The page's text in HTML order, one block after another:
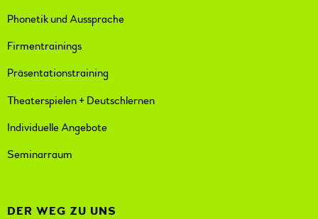
Phonetik und Aussprache
Firmentrainings
Präsentationstraining
Theaterspielen + Deutschlernen
Individuelle Angebote
Seminarraum
DER WEG ZU UNS